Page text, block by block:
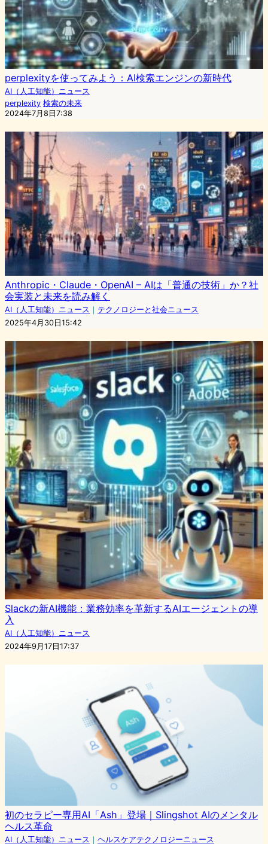
perplexityを使ってみよう：AI検索エンジンの新時代
AI（人工知能）ニュース
perplexity 検索の未来
2024年7月8日7:38
Anthropic・Claude・OpenAI – AIは「普通の技術」か？社
会実装と未来を読み解く
AI（人工知能）ニュース ｜ テクノロジーと社会ニュース
2025年4月30日15:42
Slackの新AI機能：業務効率を革新するAIエージェントの導
入
AI（人工知能）ニュース
2024年9月17日17:37
初のセラピー専用AI「Ash」登場｜Slingshot AIのメンタル
ヘルス革命
AI（人工知能）ニュース ｜ ヘルスケアテクノロジーニュース